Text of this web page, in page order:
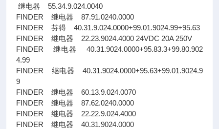
继电器 55.34.9.024.0040
FINDER 继电器 87.91.0240.0000
FINDER 芬得 40.31.9.024.0000+99.01.9024.99+95.63
FINDER 继电器 22.23.9024.4000 24VDC 20A 250V
FINDER 继电器 40.31.9024.0000+95.83.3+99.80.902
4.99
FINDER 继电器 40.31.9024.0000+95.63+99.01.9024.9
9
FINDER 继电器 60.13.9.024.0070
FINDER 继电器 87.62.0240.0000
FINDER 继电器 22.22.9.024.4000
FINDER 继电器 40.31.9024.0000